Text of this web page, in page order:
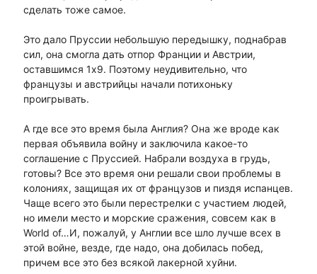
сделать тоже самое.
Это дало Пруссии небольшую передышку, поднабрав
сил, она смогла дать отпор Франции и Австрии,
оставшимся 1х9. Поэтому неудивительно, что
французы и австрийцы начали потихоньку
проигрывать.
А где все это время была Англия? Она же вроде как
первая объявила войну и заключила какое-то
соглашение с Пруссией. Набрали воздуха в грудь,
готовы? Все это время они решали свои проблемы в
колониях, защищая их от французов и пиздя испанцев.
Чаще всего это были перестрелки с участием людей,
но имели место и морские сражения, совсем как в
World of…И, пожалуй, у Англии все шло лучше всех в
этой войне, везде, где надо, она добилась побед,
причем все это без всякой лакерной хуйни.